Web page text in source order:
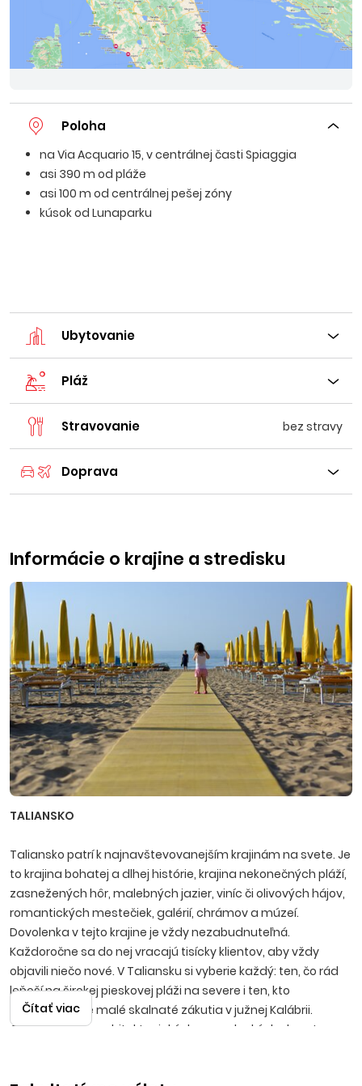
Poloha
na Via Acquario 15, v centrálnej časti Spiaggia
asi 390 m od pláže
asi 100 m od centrálnej pešej zóny
kúsok od Lunaparku
Ubytovanie
Pláž
Stravovanie bez stravy
Doprava
Informácie o krajine a stredisku
TALIANSKO
Taliansko patrí k najnavštevovanejším krajinám na svete. Je
to krajina bohatej a dlhej histórie, krajina nekonečných pláží,
zasnežených hôr, malebných jazier, viníc či olivových hájov,
romantických mestečiek, galérií, chrámov a múzeí.
Dovolenka v tejto krajine je vždy nezabudnuteľná.
Každoročne sa do nej vracajú tisícky klientov, aby vždy
objavili niečo nové. V Taliansku si vyberie každý: ten, čo rád
leňoší na širokej pieskovej pláži na severe i ten, kto
uprednostňuje malé skalnaté zákutia v južnej Kalábrii.
Obdivovatelia architektonických a umeleckých skvostov
Čítať viac